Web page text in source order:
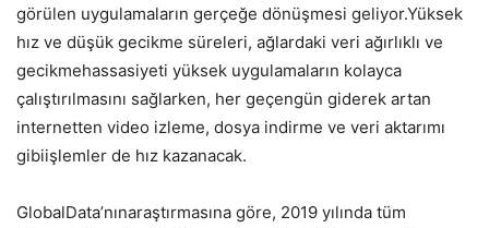
görülen uygulamaların gerçeğe dönüşmesi geliyor.Yüksek
hız ve düşük gecikme süreleri, ağlardaki veri ağırlıklı ve
gecikmehassasiyeti yüksek uygulamaların kolayca
çalıştırılmasını sağlarken, her geçengün giderek artan
internetten video izleme, dosya indirme ve veri aktarımı
gibiişlemler de hız kazanacak.
GlobalData’nınaraştırmasına göre, 2019 yılında tüm